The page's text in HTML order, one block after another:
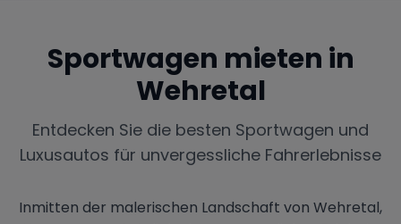
Sportwagen mieten in
Wehretal
Entdecken Sie die besten Sportwagen und
Luxusautos für unvergessliche Fahrerlebnisse
Inmitten der malerischen Landschaft von Wehretal,